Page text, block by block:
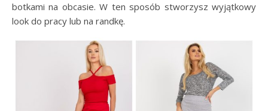
botkami na obcasie. W ten sposób stworzysz wyjątkowy
look do pracy lub na randkę.